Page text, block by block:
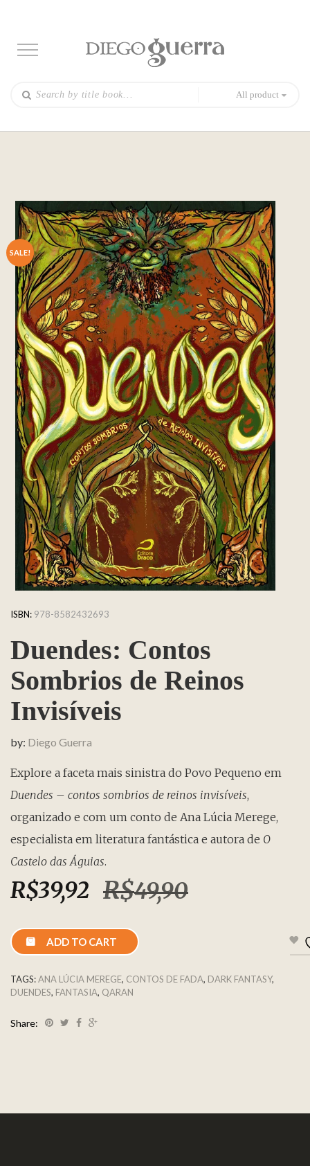
All product
SALE!
ISBN: 978-8582432693
Duendes: Contos
Sombrios de Reinos
Invisíveis
by: Diego Guerra
Explore a faceta mais sinistra do Povo Pequeno em
Duendes – contos sombrios de reinos invisíveis,
organizado e com um conto de Ana Lúcia Merege,
especialista em literatura fantástica e autora de O
Castelo das Águias.
R$49,90Original price was:
R$39,92 Current price is: R$39,92.
ADD TO CART
TAGS:ANA LÚCIA MEREGE, CONTOS DE FADA, DARK FANTASY,
DUENDES, FANTASIA, QARAN
Share: